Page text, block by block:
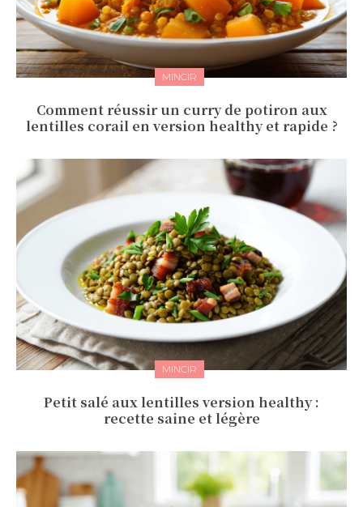
MINCIR
Comment réussir un curry de potiron aux
lentilles corail en version healthy et rapide ?
MINCIR
Petit salé aux lentilles version healthy :
recette saine et légère